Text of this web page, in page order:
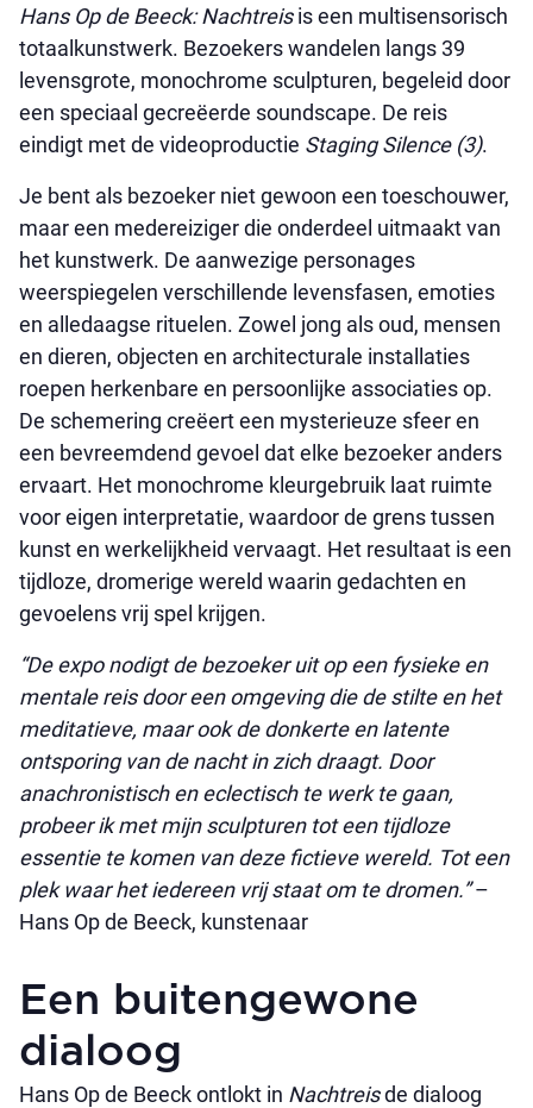
Hans Op de Beeck: Nachtreisis een multisensorisch
totaalkunstwerk. Bezoekers wandelen langs 39
levensgrote, monochrome sculpturen, begeleid door
een speciaal gecreëerde soundscape. De reis
eindigt met de videoproductie Staging Silence (3).
Je bent als bezoeker niet gewoon een toeschouwer,
maar een medereiziger die onderdeel uitmaakt van
het kunstwerk. De aanwezige personages
weerspiegelen verschillende levensfasen, emoties
en alledaagse rituelen. Zowel jong als oud, mensen
en dieren, objecten en architecturale installaties
roepen herkenbare en persoonlijke associaties op.
De schemering creëert een mysterieuze sfeer en
een bevreemdend gevoel dat elke bezoeker anders
ervaart. Het monochrome kleurgebruik laat ruimte
voor eigen interpretatie, waardoor de grens tussen
kunst en werkelijkheid vervaagt. Het resultaat is een
tijdloze, dromerige wereld waarin gedachten en
gevoelens vrij spel krijgen.
“De expo nodigt de bezoeker uit op een fysieke en
mentale reis door een omgeving die de stilte en het
meditatieve, maar ook de donkerte en latente
ontsporing van de nacht in zich draagt. Door
anachronistisch en eclectisch te werk te gaan,
probeer ik met mijn sculpturen tot een tijdloze
essentie te komen van deze fictieve wereld. Tot een
plek waar het iedereen vrij staat om te dromen.”–
Hans Op de Beeck, kunstenaar
Een buitengewone
dialoog
Hans Op de Beeck ontlokt in Nachtreisde dialoog